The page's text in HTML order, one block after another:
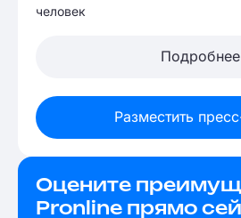
человек
Подробнее
Разместить
Оцените
Pronline прямо